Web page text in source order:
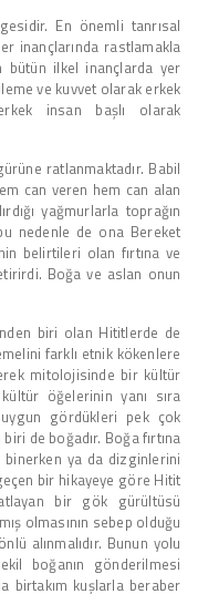
En önemli tanrısal
inançlarında rastlamakla
bütün ilkel inançlarda yer
ve kuvvet olarak erkek
insan başlı olarak
ratlanmaktadır. Babil
can veren hem can alan
yağmurlarla toprağın
nedenle de ona Bereket
belirtileri olan fırtına ve
Boğa ve aslan onun
biri olan Hititlerde de
farklı etnik kökenlere
mitolojisinde bir kültür
öğelerinin yanı sıra
uygun gördükleri pek çok
de boğadır. Boğa fırtına
binerken ya da dizginlerini
bir hikayeye göre Hitit
bir gök gürültüsü
olmasının sebep olduğu
alınmalıdır. Bunun yolu
boğanın gönderilmesi
birtakım kuşlarla beraber